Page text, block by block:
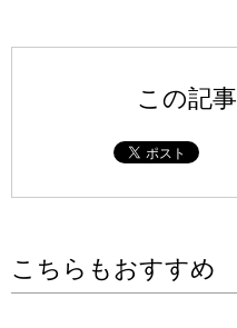
この記
こちらもおすすめ